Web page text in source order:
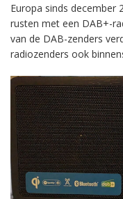
Europa sinds december
rusten met een DAB+-
van de DAB-zenders
radiozenders ook